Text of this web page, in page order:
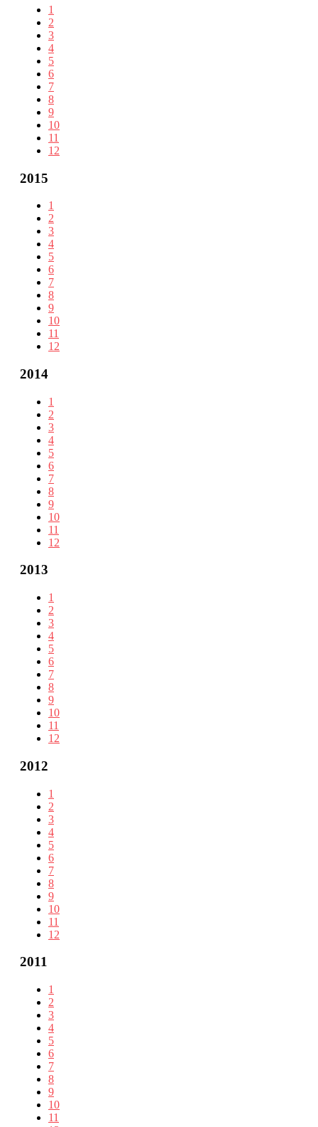
1
2
3
4
5
6
7
8
9
10
11
12
2015
1
2
3
4
5
6
7
8
9
10
11
12
2014
1
2
3
4
5
6
7
8
9
10
11
12
2013
1
2
3
4
5
6
7
8
9
10
11
12
2012
1
2
3
4
5
6
7
8
9
10
11
12
2011
1
2
3
4
5
6
7
8
9
10
11